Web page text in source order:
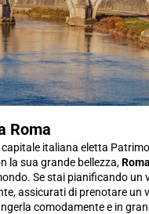
e delle lunghe code in
di arrivare
dover fare ulteriori
aspettando? Pianifica il tuo
il tuo biglietto Italo per
Scopri la bellezza di questa
Roma
capitale italiana eletta
la sua grande bellezza,Roma
Se stai pianificando un
assicurati di prenotare un
comodamente e in